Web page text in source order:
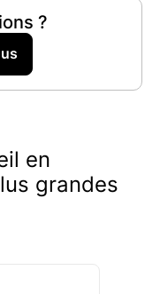
ne vous
offrent un
sans frais
réseau de
de notre
?
en
grandes